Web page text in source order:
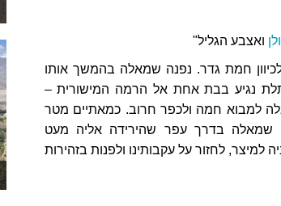
ואצבע הגליל"
בכביש מס' 98 לכיוון חמת גדר. נפנה שמאלה בהמשך אותו
נגיע בבת אחת אל הרמה המישורית –
למבוא חמה ולכפר חרוב. כמאתיים מטר
שמאלה בדרך עפר שהירידה אליה מעט
לחזור על עקבותינו ולפנות בזהירות